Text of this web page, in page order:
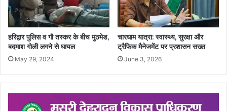
हरिद्वार पुलिस व गौ तस्कर के बीच मुठभेड,
बदमाश गोली लगने से घायल
May 29, 2024
चारधाम यात्रा: स्वास्थ्य, सुरक्षा और
ट्रैफिक मैनेजमेंट पर प्रशासन सख्त
June 3, 2026